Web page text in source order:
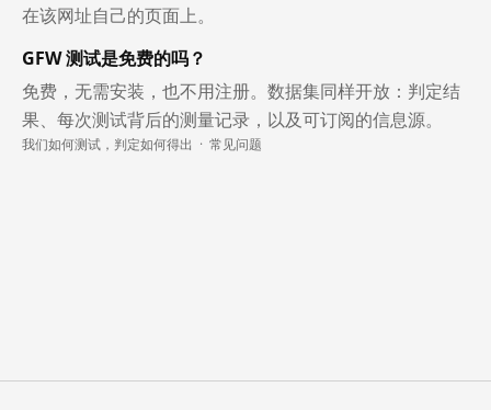
在该网址自己的页面上。
GFW 测试是免费的吗？
免费，无需安装，也不用注册。数据集同样开放：判定结
果、每次测试背后的测量记录，以及可订阅的信息源。
我们如何测试，判定如何得出 · 常见问题